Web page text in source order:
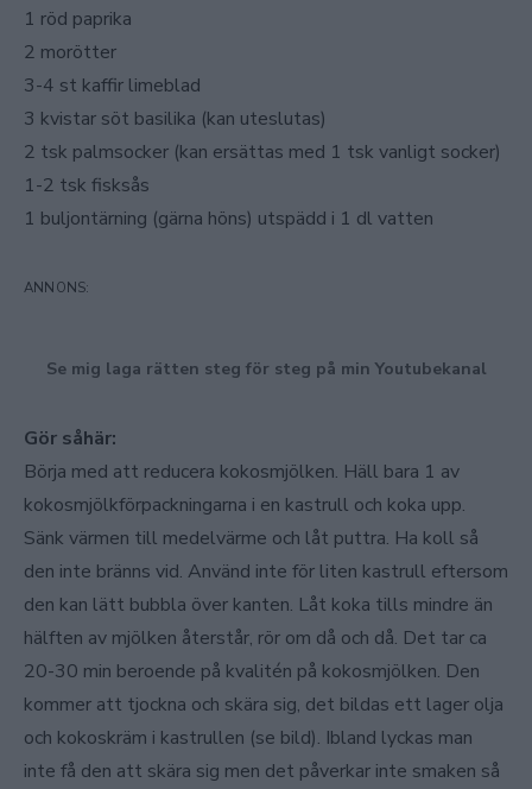
1 röd paprika
2 morötter
3-4 st kaffir limeblad
3 kvistar söt basilika (kan uteslutas)
2 tsk palmsocker (kan ersättas med 1 tsk vanligt socker)
1-2 tsk fisksås
1 buljontärning (gärna höns) utspädd i 1 dl vatten
Se mig laga rätten steg för steg på min Youtubekanal
Gör såhär:
Börja med att reducera kokosmjölken. Häll bara 1 av
kokosmjölkförpackningarna i en kastrull och koka upp.
Sänk värmen till medelvärme och låt puttra. Ha koll så
den inte bränns vid. Använd inte för liten kastrull eftersom
den kan lätt bubbla över kanten. Låt koka tills mindre än
hälften av mjölken återstår, rör om då och då. Det tar ca
20-30 min beroende på kvalitén på kokosmjölken. Den
kommer att tjockna och skära sig, det bildas ett lager olja
och kokoskräm i kastrullen (se bild). Ibland lyckas man
inte få den att skära sig men det påverkar inte smaken så